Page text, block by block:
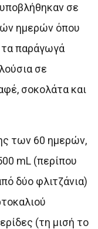
σε
ημερών όπου
τα παράγωγά
σε
σοκολάτα και
των 60 ημερών,
mL (περίπου
δύο φλιτζάνια)
(τη μισή το